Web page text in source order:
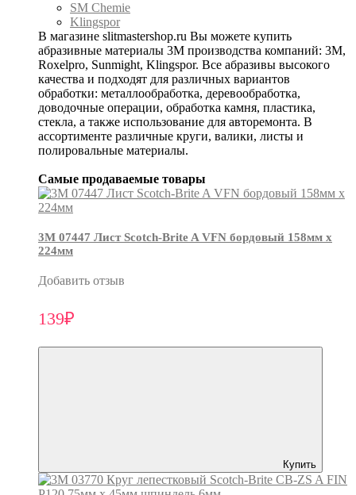
SM Chemie
Klingspor
В магазине slitmastershop.ru Вы можете купить
абразивные материалы 3М производства компаний: 3М,
Roxelpro, Sunmight, Klingspor. Все абразивы высокого
качества и подходят для различных вариантов
обработки: металлообработка, деревообработка,
доводочные операции, обработка камня, пластика,
стекла, а также использование для авторемонта. В
ассортименте различные круги, валики, листы и
полировальные материалы.
Самые продаваемые товары
3М 07447 Лист Scotch-Brite A VFN бордовый 158мм х
224мм
Добавить отзыв
139₽
Купить